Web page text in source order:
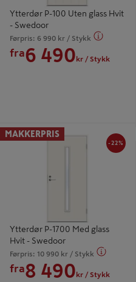
Ytterdør P-100 Uten glass Hvit
- Swedoor
Førpris: 6 990 kr / Stykk
fra6 490 kr / Stykk
Ytterdør P-1700 Med glass Hvit -
Swedoor
-22%
Ytterdør P-1700 Med glass
Hvit - Swedoor
Førpris: 10 990 kr / Stykk
fra8 490 kr / Stykk
MAKKERPRIS